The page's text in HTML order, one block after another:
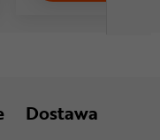
Dostawa